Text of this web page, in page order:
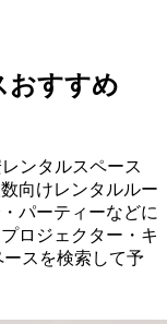
おすすめ
ンタルスペース
向けレンタルルー
パーティーなどに
ロジェクター・キ
スを検索して予